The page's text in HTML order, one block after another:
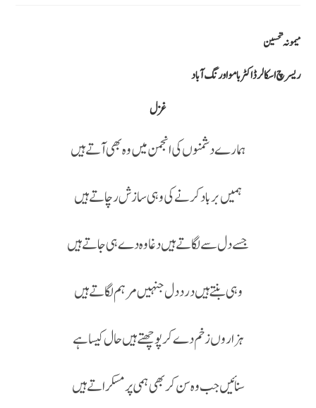
میمونہ تحسین
ریسرچ اسکالر ڈاکٹر بامو اورنگ آباد ‌
غزل
ہمارے دشمنوں کی انجمن میں وہ بھی آتے ہیں
ہمیں برباد کرنے کی وہی سازش رچاتے ہیں
جسے دل سے لگاتے ہیں دغا وہ دے ہی جاتے ہیں
وہی بنتے ہیں درد دل جنہیں مرہم لگاتے ہیں
ہزاروں زخم دے کر پوچھتے ہیں حال کیسا ہے
سنائیں جب وہ سن کر بھی ہمی پر مسکراتے ہیں